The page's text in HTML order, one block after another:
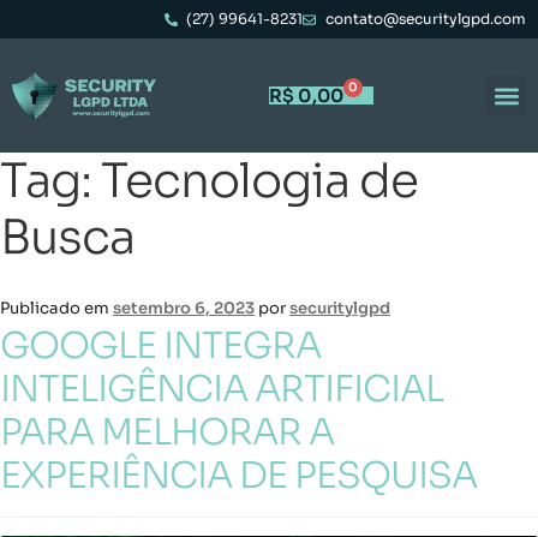
(27) 99641-8231 contato@securitylgpd.com
R$ 0,00 0
Tag: Tecnologia de
Busca
Publicado em setembro 6, 2023 porsecuritylgpd
GOOGLE INTEGRA
INTELIGÊNCIA ARTIFICIAL
PARA MELHORAR A
EXPERIÊNCIA DE PESQUISA